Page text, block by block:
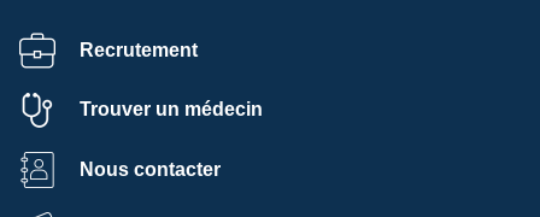
Recrutement
Trouver un médecin
Nous contacter